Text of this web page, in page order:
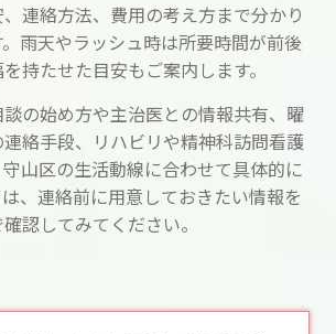
連絡方法、費用の考え方まで分かり
雨天やラッシュ時は所要時間が前後
持たせた目安もご案内します。
談の始め方や主治医との情報共有、曜
絡手段、リハビリや精神科訪問看護
山区の生活動線に合わせて具体的に
、連絡前に用意しておきたい情報を
確認してみてください。